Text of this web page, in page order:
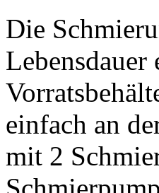
Die
einfach an
mit 2